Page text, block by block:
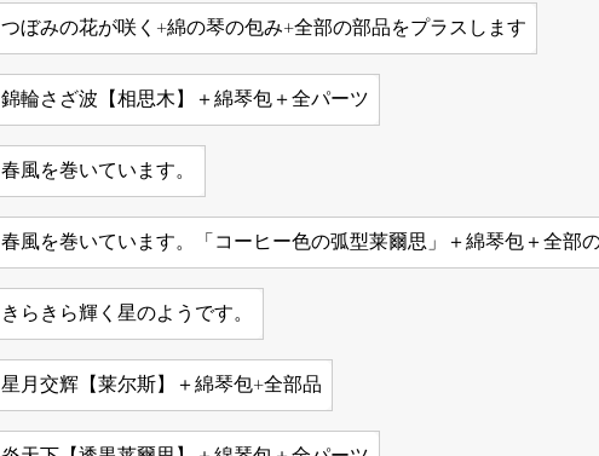
つぼみの花が咲く+綿の琴の包み+全部の部品をプラスします
錦輪さざ波【相思木】＋綿琴包＋全パーツ
春風を巻いています。
春風を巻いています。「コーヒー色の弧型莱爾思」＋綿琴包＋全部
きらきら輝く星のようです。
星月交辉【莱尔斯】＋綿琴包+全部品